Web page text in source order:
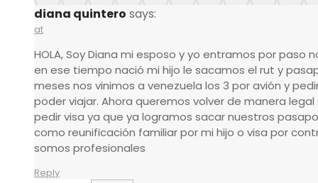
diana quintero says:
at
HOLA, Soy Diana mi esposo y yo entramos por paso
en ese tiempo nació mi hijo le sacamos el rut y
meses nos vinimos a venezuela los 3 por avión y
poder viajar. Ahora queremos volver de manera
pedir visa ya que ya logramos sacar nuestros
como reunificación familiar por mi hijo o visa por
somos profesionales
Reply